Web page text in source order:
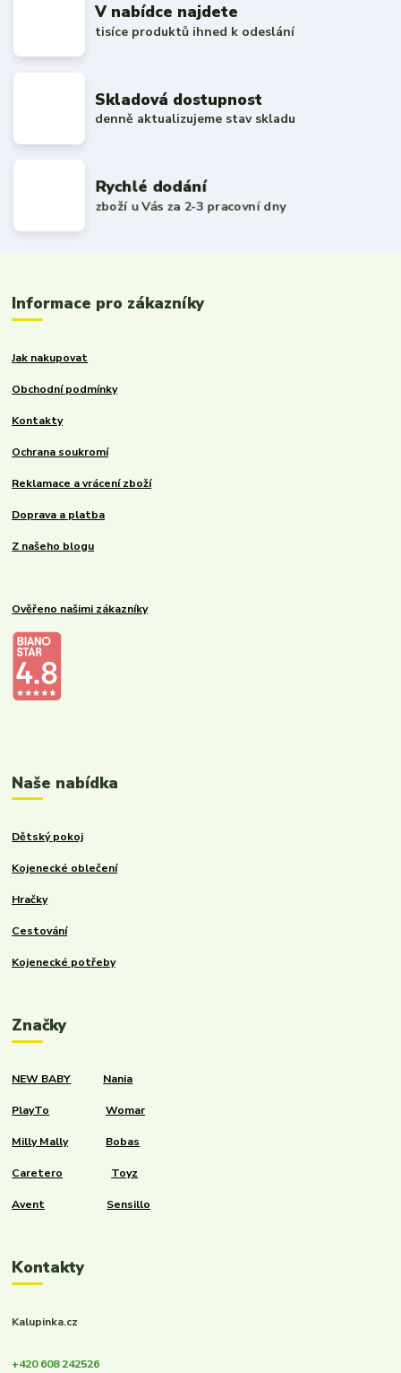
V nabídce najdete
tisíce produktů ihned k odeslání
Skladová dostupnost
denně aktualizujeme stav skladu
Rychlé dodání
zboží u Vás za 2-3 pracovní dny
Informace pro zákazníky
Jak nakupovat
Obchodní podmínky
Kontakty
Ochrana soukromí
Reklamace a vrácení zboží
Doprava a platba
Z našeho blogu
Ověřeno našimi zákazníky
Naše nabídka
Dětský pokoj
Kojenecké oblečení
Hračky
Cestování
Kojenecké potřeby
Značky
NEW BABY Nania
PlayTo Womar
Milly Mally Bobas
Caretero Toyz
Avent Sensillo
Kontakty
Kalupinka.cz
+420 608 242526